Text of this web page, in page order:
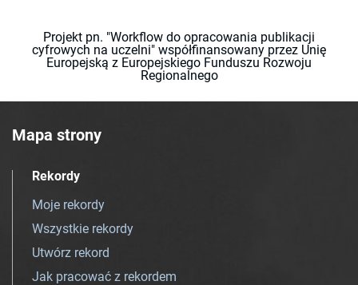
Projekt pn. "Workflow do opracowania publikacji
cyfrowych na uczelni" współfinansowany przez Unię
Europejską z Europejskiego Funduszu Rozwoju
Regionalnego
Mapa strony
Rekordy
Moje rekordy
Wszystkie rekordy
Utwórz rekord
Jak pracować z rekordem